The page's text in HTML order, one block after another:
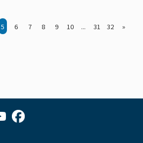
5 6 7 8 9 10 ... 31 32 »